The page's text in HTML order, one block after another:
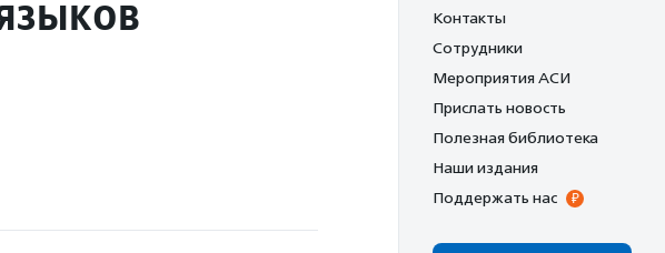
Контакты
Сотрудники
Мероприятия АСИ
Прислать новость
Полезная библиотека
Наши издания
Поддержать нас